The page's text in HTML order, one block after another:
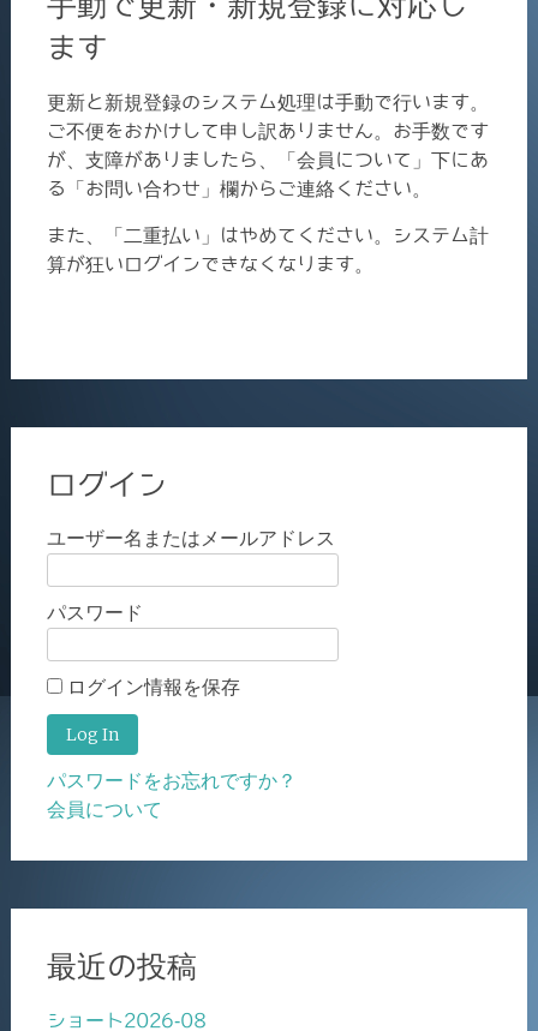
ます
更新と新規登録のシステム処理は手動で行います。
ご不便をおかけして申し訳ありません。お手数です
が、支障がありましたら、「会員について」下にあ
る「お問い合わせ」欄からご連絡ください。
また、「二重払い」はやめてください。システム計
算が狂いログインできなくなります。
ログイン
ユーザー名またはメールアドレス
パスワード
ログイン情報を保存
パスワードをお忘れですか？
会員について
最近の投稿
ショート2026-08